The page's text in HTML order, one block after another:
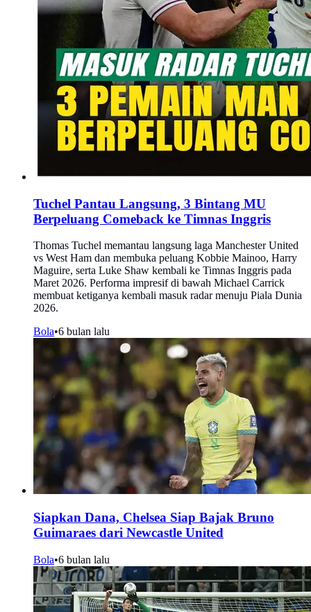
Tuchel Pantau Langsung, 3 Bintang MU
Berpeluang Comeback ke Timnas Inggris
Thomas Tuchel memantau langsung laga Manchester United
vs West Ham dan membuka peluang Kobbie Mainoo, Harry
Maguire, serta Luke Shaw kembali ke Timnas Inggris pada
Maret 2026. Performa impresif di bawah Michael Carrick
membuat ketiganya kembali masuk radar menuju Piala Dunia
2026.
Bola•6 bulan lalu
Siapkan Dana, Chelsea Siap Bajak Bruno
Guimaraes dari Newcastle United
Bola•6 bulan lalu